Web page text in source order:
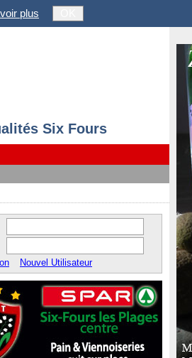
plus
Six Fours
Nouvel Utilisateur